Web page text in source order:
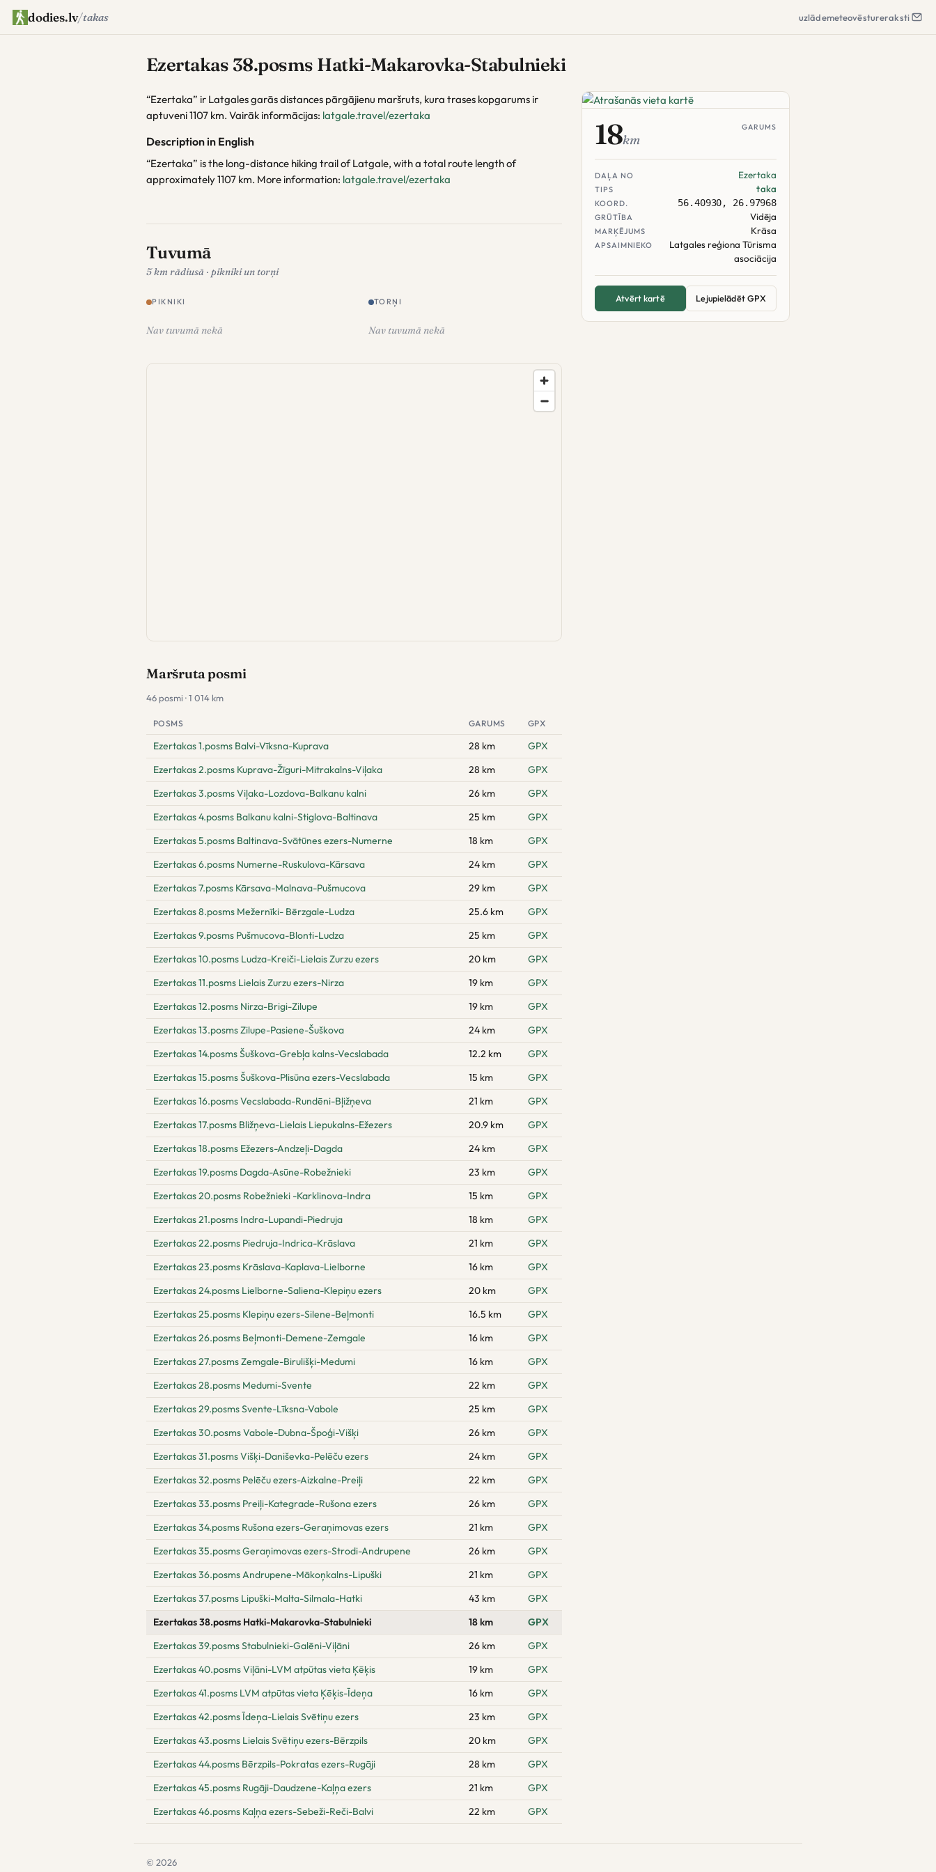
dodies.lv/takas uzlādemeteovēstureraksti
Ezertakas 38.posms Hatki-Makarovka-Stabulnieki
“Ezertaka” ir Latgales garās distances pārgājienu maršruts, kura trases kopgarums ir
aptuveni 1107 km. Vairāk informācijas: latgale.travel/ezertaka
Description in English
“Ezertaka” is the long-distance hiking trail of Latgale, with a total route length of
approximately 1107 km. More information: latgale.travel/ezertaka
Tuvumā
5 km rādiusā · pikniki un torņi
PIKNIKI
Nav tuvumā nekā
TORŅI
Nav tuvumā nekā
Maršruta posmi
46 posmi · 1 014 km
POSMS GARUMS GPX
Ezertakas 1.posms Balvi-Vīksna-Kuprava 28 km
GPX
Ezertakas 2.posms Kuprava-Žīguri-Mitrakalns-Viļaka
28 km
GPX
Ezertakas 3.posms Viļaka-Lozdova-Balkanu kalni
26 km
GPX
Ezertakas 4.posms Balkanu kalni-Stiglova-Baltinava
25 km
GPX
Ezertakas 5.posms Baltinava-Svātūnes ezers-Numerne
18 km
GPX
Ezertakas 6.posms Numerne-Ruskulova-Kārsava
24 km
GPX
Ezertakas 7.posms Kārsava-Malnava-Pušmucova
29 km
GPX
Ezertakas 8.posms Mežernīki- Bērzgale-Ludza
25.6 km
GPX
Ezertakas 9.posms Pušmucova-Blonti-Ludza
25 km
GPX
Ezertakas 10.posms Ludza-Kreiči-Lielais Zurzu ezers
20 km
GPX
Ezertakas 11.posms Lielais Zurzu ezers-Nirza
19 km
GPX
Ezertakas 12.posms Nirza-Brigi-Zilupe
19 km
GPX
Ezertakas 13.posms Zilupe-Pasiene-Šuškova
24 km
GPX
Ezertakas 14.posms Šuškova-Grebļa kalns-Vecslabada
12.2 km
GPX
Ezertakas 15.posms Šuškova-Plisūna ezers-Vecslabada
15 km
GPX
Ezertakas 16.posms Vecslabada-Rundēni-Bļižņeva
21 km
GPX
Ezertakas 17.posms Bližņeva-Lielais Liepukalns-Ežezers
20.9 km
GPX
Ezertakas 18.posms Ežezers-Andzeļi-Dagda
24 km
GPX
Ezertakas 19.posms Dagda-Asūne-Robežnieki
23 km
GPX
Ezertakas 20.posms Robežnieki -Karklinova-Indra
15 km
GPX
Ezertakas 21.posms Indra-Lupandi-Piedruja
18 km
GPX
Ezertakas 22.posms Piedruja-Indrica-Krāslava
21 km
GPX
Ezertakas 23.posms Krāslava-Kaplava-Lielborne
16 km
GPX
Ezertakas 24.posms Lielborne-Saliena-Klepiņu ezers
20 km
GPX
Ezertakas 25.posms Klepiņu ezers-Silene-Beļmonti
16.5 km
GPX
Ezertakas 26.posms Beļmonti-Demene-Zemgale
16 km
GPX
Ezertakas 27.posms Zemgale-Birulišķi-Medumi
16 km
GPX
Ezertakas 28.posms Medumi-Svente
22 km
GPX
Ezertakas 29.posms Svente-Līksna-Vabole
25 km
GPX
Ezertakas 30.posms Vabole-Dubna-Špoģi-Višķi
26 km
GPX
Ezertakas 31.posms Višķi-Daniševka-Pelēču ezers
24 km
GPX
Ezertakas 32.posms Pelēču ezers-Aizkalne-Preiļi
22 km
GPX
Ezertakas 33.posms Preiļi-Kategrade-Rušona ezers
26 km
GPX
Ezertakas 34.posms Rušona ezers-Geraņimovas ezers
21 km
GPX
Ezertakas 35.posms Geraņimovas ezers-Strodi-Andrupene
26 km
GPX
Ezertakas 36.posms Andrupene-Mākoņkalns-Lipuški
21 km
GPX
Ezertakas 37.posms Lipuški-Malta-Silmala-Hatki
43 km
GPX
Ezertakas 38.posms Hatki-Makarovka-Stabulnieki
18 km
GPX
Ezertakas 39.posms Stabulnieki-Galēni-Viļāni
26 km
GPX
Ezertakas 40.posms Viļāni-LVM atpūtas vieta Ķēķis
19 km
GPX
Ezertakas 41.posms LVM atpūtas vieta Ķēķis-Īdeņa
16 km
GPX
Ezertakas 42.posms Īdeņa-Lielais Svētiņu ezers
23 km
GPX
Ezertakas 43.posms Lielais Svētiņu ezers-Bērzpils
20 km
GPX
Ezertakas 44.posms Bērzpils-Pokratas ezers-Rugāji
28 km
GPX
Ezertakas 45.posms Rugāji-Daudzene-Kaļņa ezers
21 km
GPX
Ezertakas 46.posms Kaļņa ezers-Sebeži-Reči-Balvi
22 km GPX
18km
GARUMS
DAĻA NO Ezertaka
TIPS taka
KOORD. 56.40930, 26.97968
GRŪTĪBA Vidēja
MARĶĒJUMS Krāsa
APSAIMNIEKO
Latgales reģiona Tūrisma
asociācija
Atvērt kartē Lejupielādēt GPX
© 2026